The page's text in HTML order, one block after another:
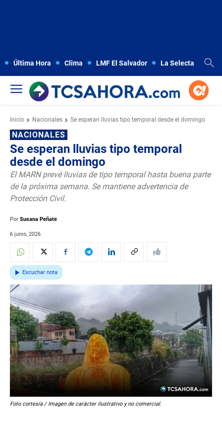
Última Hora Clima LMF El Salvador La Selecta
Inicio Nacionales Se esperan lluvias tipo temporal desde el domingo
NACIONALES
Se esperan lluvias tipo temporal
desde el domingo
El MARN prevé lluvias de tipo temporal hasta buena parte
de la próxima semana. Se mantiene advertencia de
Protección Civil.
Por Susana Peñate
6 junio, 2026
Escuchar nota
Foto cortesía / Imagen de carácter ilustrativo y no comercial.